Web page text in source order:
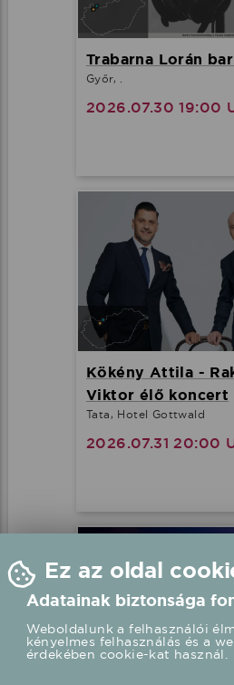
Trabarna Lorán
Győr, .
2026.07.30 19:00
Kökény Attila -
Viktor élő koncert
Tata, Hotel Gottwald
2026.07.31 20:00
Ez az oldal
Adatainak biztonsága
Weboldalunk a felhasználói
kényelmes felhasználás és a
érdekében cookie-kat használ.